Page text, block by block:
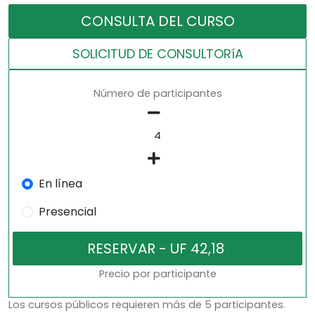
CONSULTA DEL CURSO
SOLICITUD DE CONSULTORíA
Número de participantes
En línea
Presencial
Precio por participante
Los cursos públicos requieren más de 5 participantes.